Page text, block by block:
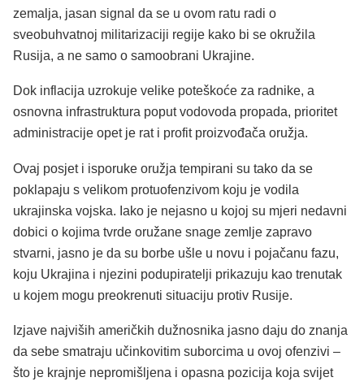
zemalja, jasan signal da se u ovom ratu radi o
sveobuhvatnoj militarizaciji regije kako bi se okružila
Rusija, a ne samo o samoobrani Ukrajine.
Dok inflacija uzrokuje velike poteškoće za radnike, a
osnovna infrastruktura poput vodovoda propada, prioritet
administracije opet je rat i profit proizvođača oružja.
Ovaj posjet i isporuke oružja tempirani su tako da se
poklapaju s velikom protuofenzivom koju je vodila
ukrajinska vojska. Iako je nejasno u kojoj su mjeri nedavni
dobici o kojima tvrde oružane snage zemlje zapravo
stvarni, jasno je da su borbe ušle u novu i pojačanu fazu,
koju Ukrajina i njezini podupiratelji prikazuju kao trenutak
u kojem mogu preokrenuti situaciju protiv Rusije.
Izjave najviših američkih dužnosnika jasno daju do znanja
da sebe smatraju učinkovitim suborcima u ovoj ofenzivi –
što je krajnje nepromišljena i opasna pozicija koja svijet